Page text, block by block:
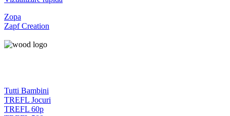
Zopa
Zapf Creation
Tutti Bambini
TREFL Jocuri
TREFL 60p